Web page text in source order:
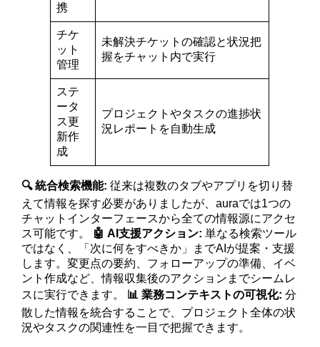
携
チケ
ット
管理
未解決チケットの確認と状況把
握をチャット内で実行
ステ
ータ
ス更
新作
成
プロジェクトやタスクの進捗状
況レポートを自動生成
🔍 統合検索機能: 従来は複数のタブやアプリを切り替
えて情報を探す必要がありましたが、auraでは1つの
チャットインターフェースから全ての情報源にアクセ
ス可能です。 🤖 AI支援アクション: 単なる検索ツール
ではなく、「次に何をすべきか」までAIが提案・支援
します。変更点の要約、フォローアップの準備、イベ
ント作成など、情報収集後のアクションまでシームレ
スに実行できます。 📊 業務コンテキストの可視化: 分
散した情報を統合することで、プロジェクト全体の状
況やタスクの関連性を一目で把握できます。